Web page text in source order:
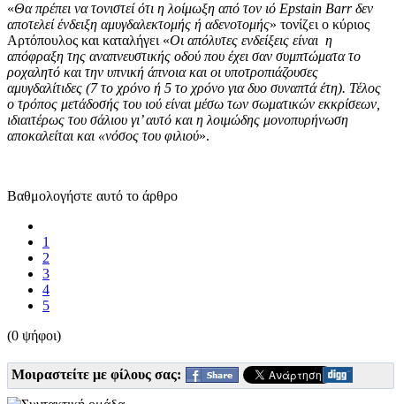
«Θα πρέπει να τονιστεί ότι η λοίμωξη από τον ιό Epstain Barr δεν
αποτελεί ένδειξη αμυγδαλεκτομής ή αδενοτομής» τονίζει ο κύριος
Αρτόπουλος και καταλήγει «Οι απόλυτες ενδείξεις είναι η
απόφραξη της αναπνευστικής οδού που έχει σαν συμπτώματα το
ροχαλητό και την υπνική άπνοια και οι υποτροπιάζουσες
αμυγδαλίτιδες (7 το χρόνο ή 5 το χρόνο για δυο συναπτά έτη). Τέλος
ο τρόπος μετάδοσής του ιού είναι μέσω των σωματικών εκκρίσεων,
ιδιαιτέρως του σάλιου γι’ αυτό και η λοιμώδης μονοπυρήνωση
αποκαλείται και «νόσος του φιλιού».
Βαθμολογήστε αυτό το άρθρο
1
2
3
4
5
(0 ψήφοι)
Μοιραστείτε με φίλους σας: